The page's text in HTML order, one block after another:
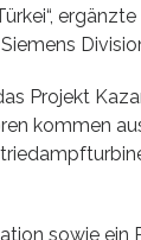
Projekt
kommen
sowie ein